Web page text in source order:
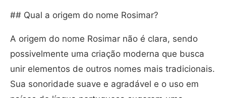
## Qual a origem do nome Rosimar?
A origem do nome Rosimar não é clara, sendo
possivelmente uma criação moderna que busca
unir elementos de outros nomes mais tradicionais.
Sua sonoridade suave e agradável e o uso em